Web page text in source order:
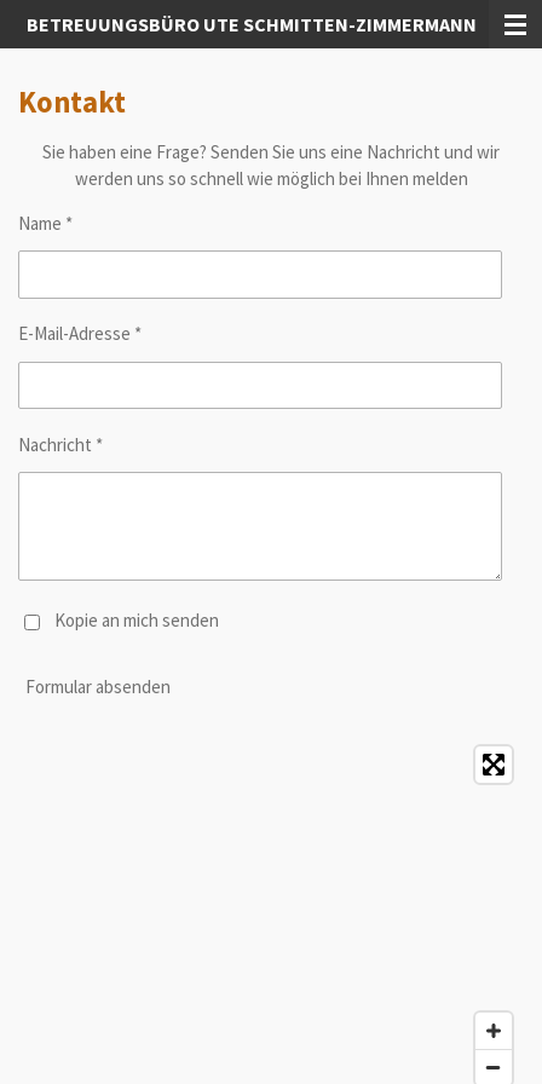
Zum
Hauptinhalt
BETREUUNGSBÜRO UTE SCHMITTEN-ZIMMERMANN
Kontakt
Sie haben eine Frage? Senden Sie uns eine Nachricht und wir
werden uns so schnell wie möglich bei Ihnen melden
Name *
E-Mail-Adresse *
Nachricht *
Kopie an mich senden
Formular absenden